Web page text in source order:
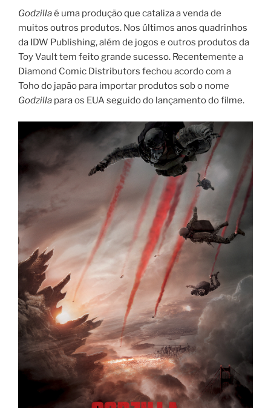
Godzillaé uma produção que cataliza a venda de
muitos outros produtos. Nos últimos anos quadrinhos
da IDW Publishing, além de jogos e outros produtos da
Toy Vault tem feito grande sucesso. Recentemente a
Diamond Comic Distributors fechou acordo com a
Toho do japão para importar produtos sob o nome
Godzilla para os EUA seguido do lançamento do filme.